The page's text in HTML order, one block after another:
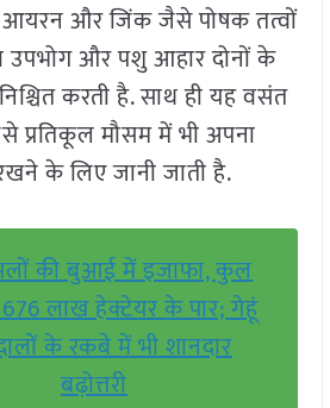
और जिंक जैसे पोषक तत्वों
उपभोग और पशु आहार दोनों के
करती है. साथ ही यह वसंत
प्रतिकूल मौसम में भी अपना
के लिए जानी जाती है.
की बुआई में इजाफा, कुल
676 लाख हेक्टेयर के पार; गेहूं
के रकबे में भी शानदार
बढ़ोत्तरी